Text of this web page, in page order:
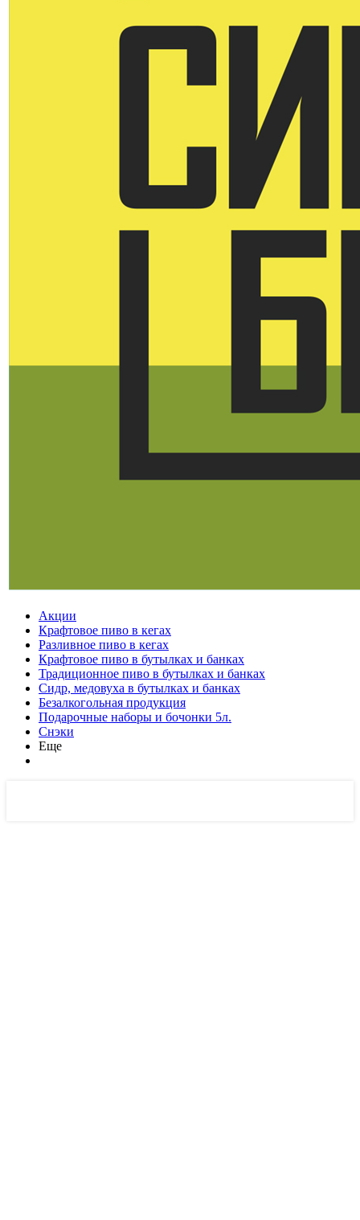
Акции
Крафтовое пиво в кегах
Разливное пиво в кегах
Крафтовое пиво в бутылках и банках
Традиционное пиво в бутылках и банках
Сидр, медовуха в бутылках и банках
Безалкогольная продукция
Подарочные наборы и бочонки 5л.
Снэки
Еще